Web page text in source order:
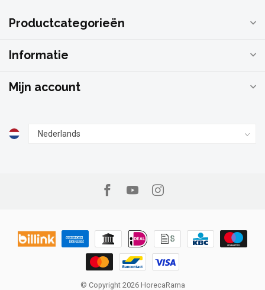
Productcategorieën
Informatie
Mijn account
© Copyright 2026 HorecaRama